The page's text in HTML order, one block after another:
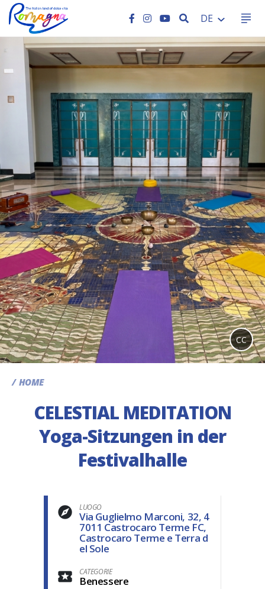
SEARCH
DE
CC
HOME
CELESTIAL MEDITATION
Yoga-Sitzungen in der
Festivalhalle
LUOGO
Via Guglielmo Marconi, 32, 4
7011 Castrocaro Terme FC,
Castrocaro Terme e Terra d
el Sole
CATEGORIE
Benessere